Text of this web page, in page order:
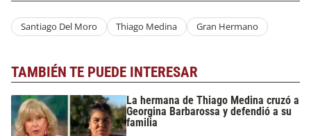
Santiago Del Moro Thiago Medina Gran Hermano
TAMBIÉN TE PUEDE INTERESAR
La hermana de Thiago Medina cruzó a
Georgina Barbarossa y defendió a su
familia